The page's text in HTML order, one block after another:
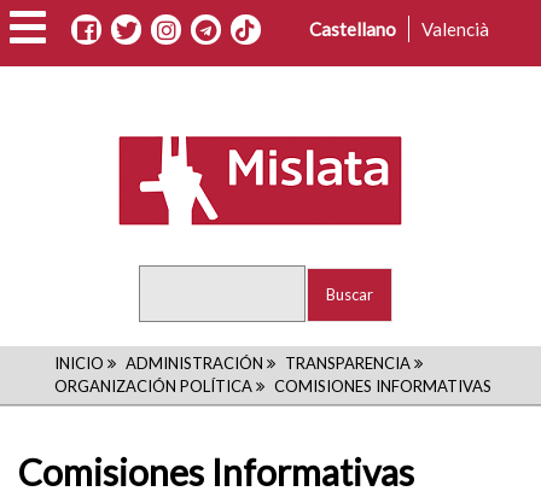
Pasar
al
contenido
Castellano Valencià
RUTA
DE
NAVEGACIÓN
INICIO ADMINISTRACIÓN
TRANSPARENCIA
ORGANIZACIÓN POLÍTICA
COMISIONES INFORMATIVAS
Comisiones Informativas